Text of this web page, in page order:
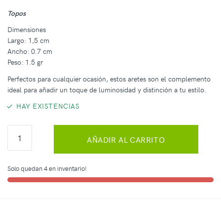
Topos
Dimensiones
Largo: 1,5 cm
Ancho: 0.7 cm
Peso: 1.5 gr
Perfectos para cualquier ocasión, estos aretes son el complemento
ideal para añadir un toque de luminosidad y distinción a tu estilo.
HAY EXISTENCIAS
AÑADIR AL CARRITO
Solo quedan 4 en inventario!